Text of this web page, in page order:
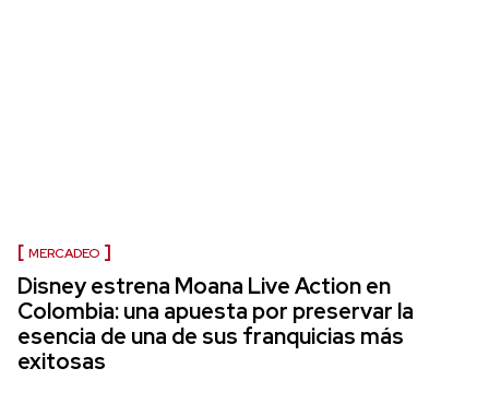
MERCADEO
Disney estrena Moana Live Action en
Colombia: una apuesta por preservar la
esencia de una de sus franquicias más
exitosas